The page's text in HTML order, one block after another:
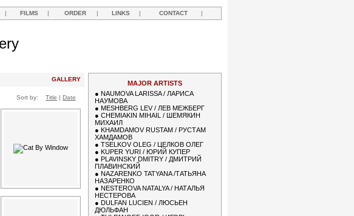
| FILMS | ORDER | LINKS | CONTACT |
GALLERY
Sort by: Title | Date
MAJOR ARTISTS
● NAUMOVA LARISSA / ЛАРИСА
НАУМОВА
● MESHBERG LEV / ЛЕВ МЕЖБЕРГ
● CHEMIAKIN MIHAIL / ШЕМЯКИН
МИХАИЛ
● KHAMDAMOV RUSTAM / РУСТАМ
ХАМДАМОВ
● TSELKOV OLEG / ЦЕЛКОВ ОЛЕГ
● KUPER YURI / ЮРИЙ КУПЕР
● PLAVINSKY DMITRY / ДМИТРИЙ
ПЛАВИНСКИЙ
● NAZARENKO TATYANA /ТАТЬЯНА
НАЗАРЕНКО
● NESTEROVA NATALYA / НАТАЛЬЯ
НЕСТЕРОВА
● DULFAN LUCIEN / ЛЮСЬЕН
ДЮЛЬФАН